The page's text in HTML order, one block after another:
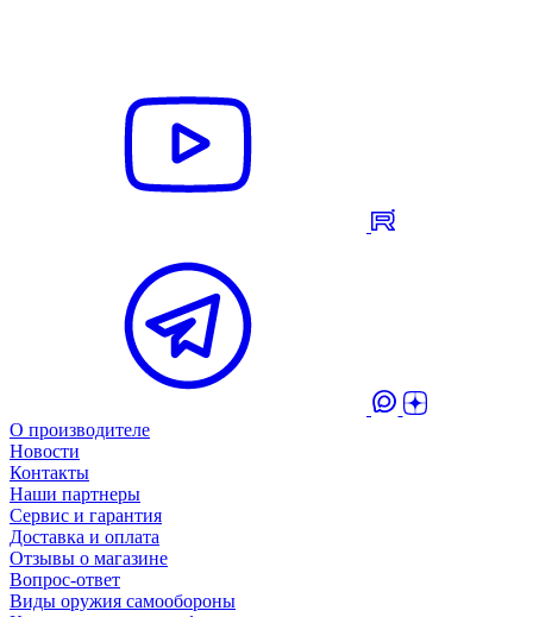
О производителе
Новости
Контакты
Наши партнеры
Сервис и гарантия
Доставка и оплата
Отзывы о магазине
Вопрос-ответ
Виды оружия самообороны